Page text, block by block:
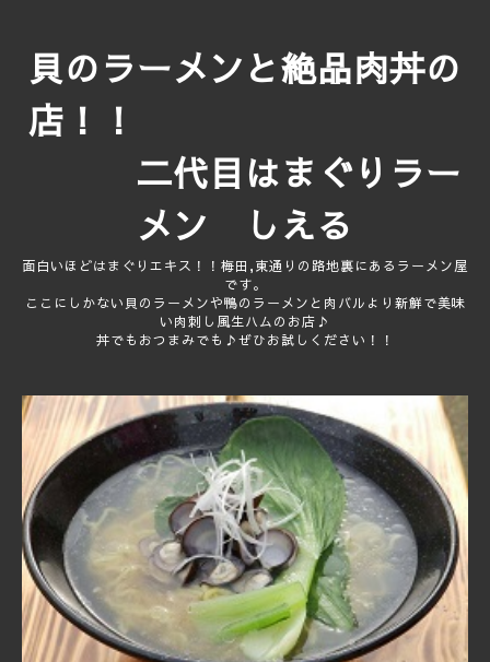
貝のラーメンと絶品肉丼の
店！！
二代目はまぐりラー
メン しえる
面白いほどはまぐりエキス！！梅田,東通りの路地裏にあるラーメン屋
です。
ここにしかない貝のラーメンや鴨のラーメンと肉バルより新鮮で美味
い肉刺し風生ハムのお店♪
丼でもおつまみでも♪ぜひお試しください！！